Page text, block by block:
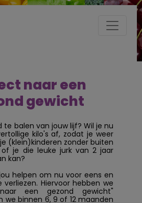
naar een
gewicht
te balen van jouw lijf? Wil je nu
kilo's af, zodat je weer
(klein)kinderen zonder buiten
je die leuke jurk van 2 jaar
kan?
helpen om nu voor eens en
Hiervoor hebben we
een gezond gewicht"
we binnen 6, 9 of 12 maanden